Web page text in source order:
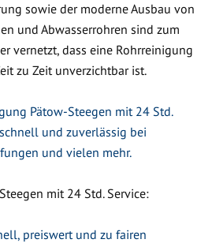
sowie der moderne Ausbau von
und Abwasserrohren sind zum
vernetzt, dass eine Rohrreinigung
zu Zeit unverzichtbar ist.
Pätow-Steegen mit 24 Std.
und zuverlässig bei
und vielen mehr.
mit 24 Std. Service:
preiswert und zu fairen